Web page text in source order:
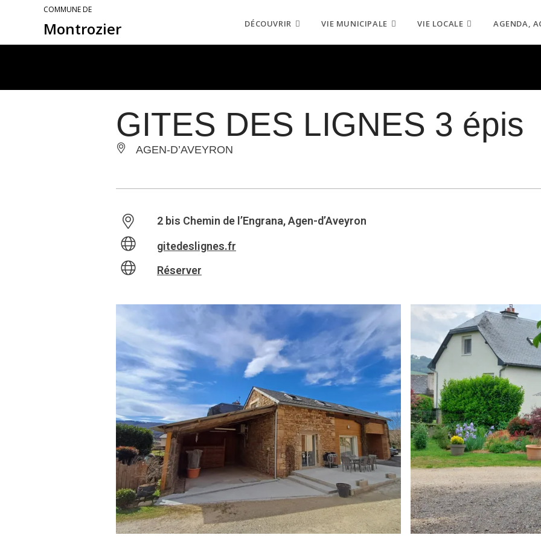
COMMUNE DE
Montrozier DÉCOUVRIR VIE MUNICIPALE VIE LOCALE AGENDA,
GITES DES LIGNES 3 épis
AGEN-D’AVEYRON
2 bis Chemin de l’Engrana, Agen-d’Aveyron
gitedeslignes.fr
Réserver